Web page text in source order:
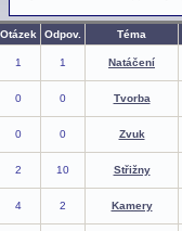
Otázek Odpov. Téma
1 1 Natáčení
0 0 Tvorba
0 0 Zvuk
2 10 Střižny
4 2 Kamery